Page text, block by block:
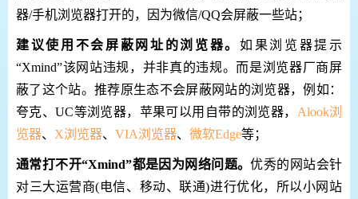
器/手机浏览器打开的，因为微信/QQ会屏蔽一些站；
建议使用不会屏蔽网址的浏览器。 如果浏览器提示
“Xmind”该网站违规，并非真的违规。而是浏览器厂商屏
蔽了这个站。推荐原生态不会屏蔽网站的浏览器，例如：
夸克、UC等浏览器，苹果可以用自带的浏览器， Alook浏
览器、 X浏览器、 VIA浏览器、 微软Edge等；
通常打不开“Xmind”都是因为网络问题。优秀的网站会针
对三大运营商(电信、移动、联通)进行优化，所以小网站